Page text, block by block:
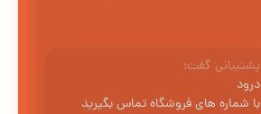
پشتیبانی گفت:
درود
با شماره های فروشگاه تماس بگیرید